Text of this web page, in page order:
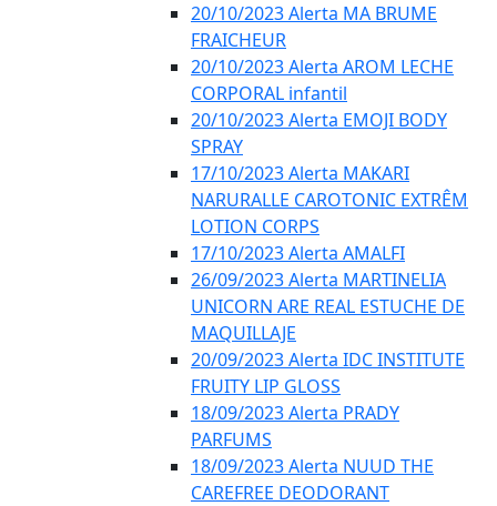
20/10/2023 Alerta MA BRUME
FRAICHEUR
20/10/2023 Alerta AROM LECHE
CORPORAL infantil
20/10/2023 Alerta EMOJI BODY
SPRAY
17/10/2023 Alerta MAKARI
NARURALLE CAROTONIC EXTRÊM
LOTION CORPS
17/10/2023 Alerta AMALFI
26/09/2023 Alerta MARTINELIA
UNICORN ARE REAL ESTUCHE DE
MAQUILLAJE
20/09/2023 Alerta IDC INSTITUTE
FRUITY LIP GLOSS
18/09/2023 Alerta PRADY
PARFUMS
18/09/2023 Alerta NUUD THE
CAREFREE DEODORANT